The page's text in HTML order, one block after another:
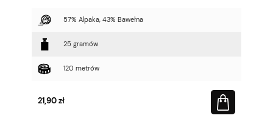
57% Alpaka, 43% Bawełna
25 gramów
120 metrów
21,90 zł